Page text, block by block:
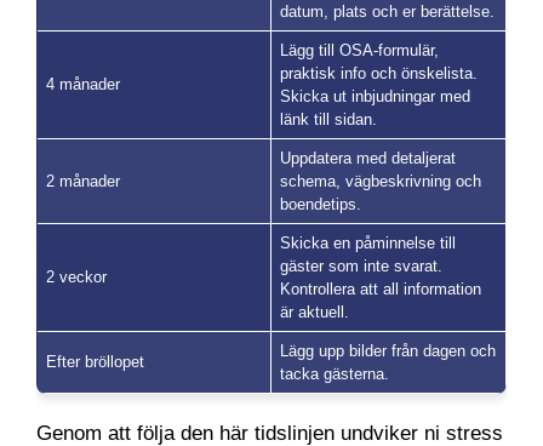
datum, plats och er berättelse.
4 månader
Lägg till OSA-formulär,
praktisk info och önskelista.
Skicka ut inbjudningar med
länk till sidan.
2 månader
Uppdatera med detaljerat
schema, vägbeskrivning och
boendetips.
2 veckor
Skicka en påminnelse till
gäster som inte svarat.
Kontrollera att all information
är aktuell.
Efter bröllopet
Lägg upp bilder från dagen och
tacka gästerna.
Genom att följa den här tidslinjen undviker ni stress